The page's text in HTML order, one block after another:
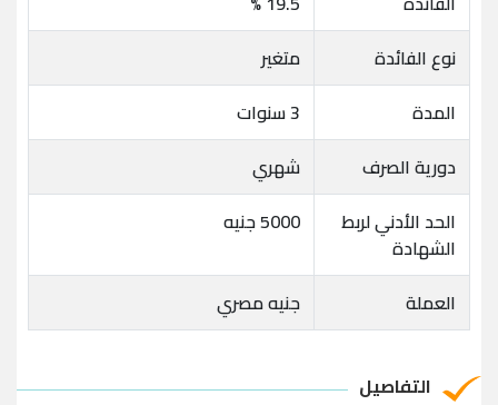
نوع الفائدة
متغير
المدة
3 سنوات
دورية الصرف
شهري
الحد الأدني لربط
الشهادة
5000 جنيه
العملة جنيه مصري
التفاصيل